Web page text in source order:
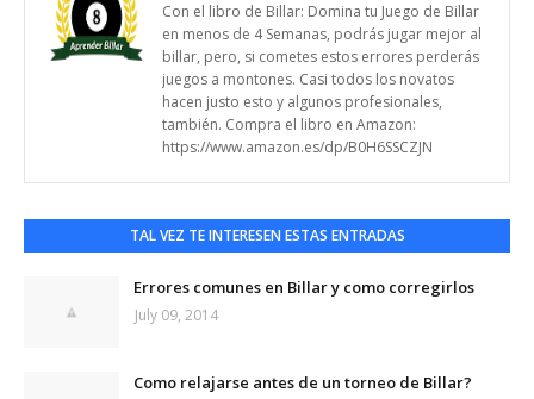
Con el libro de Billar: Domina tu Juego de Billar
en menos de 4 Semanas, podrás jugar mejor al
billar, pero, si cometes estos errores perderás
juegos a montones. Casi todos los novatos
hacen justo esto y algunos profesionales,
también. Compra el libro en Amazon:
https://www.amazon.es/dp/B0H6SSCZJN
TAL VEZ TE INTERESEN ESTAS ENTRADAS
Errores comunes en Billar y como corregirlos
July 09, 2014
Como relajarse antes de un torneo de Billar?